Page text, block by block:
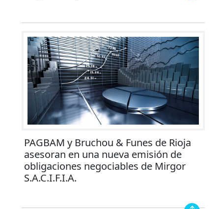
PAGBAM y Bruchou & Funes de Rioja
asesoran en una nueva emisión de
obligaciones negociables de Mirgor
S.A.C.I.F.I.A.